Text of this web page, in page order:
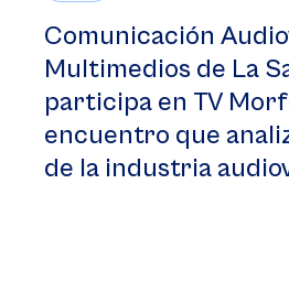
Comunicación
Multimedios de La
participa en TV
encuentro que
de la industria